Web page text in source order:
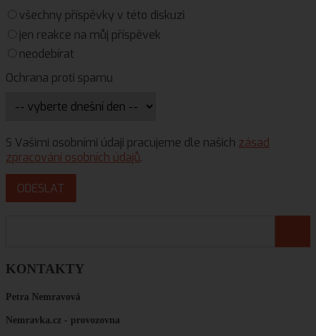
KONTAKTY
Petra Nemravová
Nemravka.cz - provozovna
všechny příspěvky v této diskuzi
jen reakce na můj příspěvek
neodebírat
Ochrana proti spamu
S Vašimi osobními údaji pracujeme dle našich zásad
zpracování osobních údajů.